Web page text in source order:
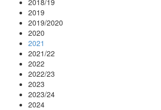
2019
2019/2020
2020
2021
2021/22
2022
2022/23
2023
2023/24
2024